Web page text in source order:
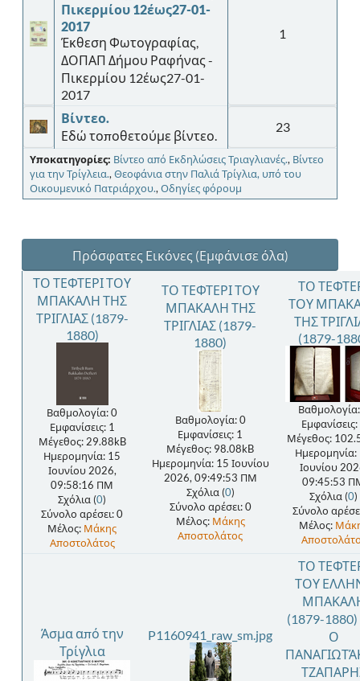
Πικερμίου 12έως27-01-
2017
Έκθεση Φωτογραφίας,
ΔΟΠΑΠ Δήμου Ραφήνας -
Πικερμίου 12έως27-01-
2017
1
Βίντεο.
Εδώ τοποθετούμε βίντεο.
23
Υποκατηγορίες: Βίντεο από Εκδηλώσεις Τριαγλιανές., Βίντεο
για την Τρίγλεια., Θεοφάνια στην Παλιά Τρίγλια, υπό του
Οικουμενικό Πατριάρχου., Οδηγίες φόρουμ
Πρόσφατες Εικόνες (Εμφάνισε όλα)
ΤΟ ΤΕΦΤΕΡΙ ΤΟΥ
ΜΠΑΚΑΛΗ ΤΗΣ
ΤΡΙΓΛΙΑΣ (1879-
1880)
Βαθμολογία: 0
Εμφανίσεις: 1
Μέγεθος: 29.88kB
Ημερομηνία: 15
Ιουνίου 2026,
09:58:16 ΠΜ
Σχόλια (0)
Σύνολο αρέσει: 0
Μέλος: Μάκης
Αποστολάτος
ΤΟ ΤΕΦΤΕΡΙ ΤΟΥ
ΜΠΑΚΑΛΗ ΤΗΣ
ΤΡΙΓΛΙΑΣ (1879-
1880)
Βαθμολογία: 0
Εμφανίσεις: 1
Μέγεθος: 98.08kB
Ημερομηνία: 15 Ιουνίου
2026, 09:49:53 ΠΜ
Σχόλια (0)
Σύνολο αρέσει: 0
Μέλος: Μάκης
Αποστολάτος
ΤΟ
ΤΟΥ
ΤΗΣ
(1879-
Μέγεθος:
Ημερομηνία:
Ιουνίου
09:45:53
Σχόλια (0)
Σύνολο
Μέλος:
Άσμα από την
Τρίγλια
P1160941_raw_sm.jpg
ΤΟ
ΤΟΥ
(1879-1880)
Ο